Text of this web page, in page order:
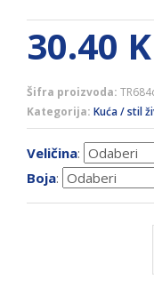
30.40
Šifra proizvoda:
Kategorija: Kuća / stil
Veličina:
Boja: